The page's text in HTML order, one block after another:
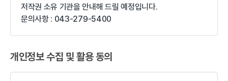
저작권 소유 기관을 안내해 드릴 예정입니다.
문의사항 : 043-279-5400
개인정보 수집 및 활용 동의